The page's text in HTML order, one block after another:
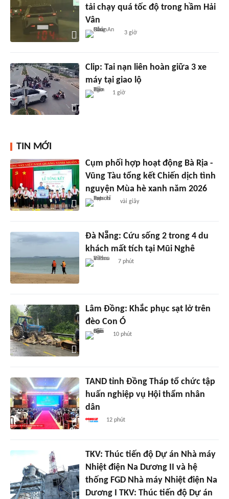
tải chạy quá tốc độ trong hầm Hải
Vân
3 giờ
Clip: Tai nạn liên hoàn giữa 3 xe
máy tại giao lộ
1 giờ
TIN MỚI
Cụm phối hợp hoạt động Bà Rịa -
Vũng Tàu tổng kết Chiến dịch tình
nguyện Mùa hè xanh năm 2026
vài giây
Đà Nẵng: Cứu sống 2 trong 4 du
khách mất tích tại Mũi Nghê
7 phút
Lâm Đồng: Khắc phục sạt lở trên
đèo Con Ó
10 phút
TAND tỉnh Đồng Tháp tổ chức tập
huấn nghiệp vụ Hội thẩm nhân
dân
12 phút
TKV: Thúc tiến độ Dự án Nhà máy
Nhiệt điện Na Dương II và hệ
thống FGD Nhà máy Nhiệt điện Na
Dương I TKV: Thúc tiến độ Dự án